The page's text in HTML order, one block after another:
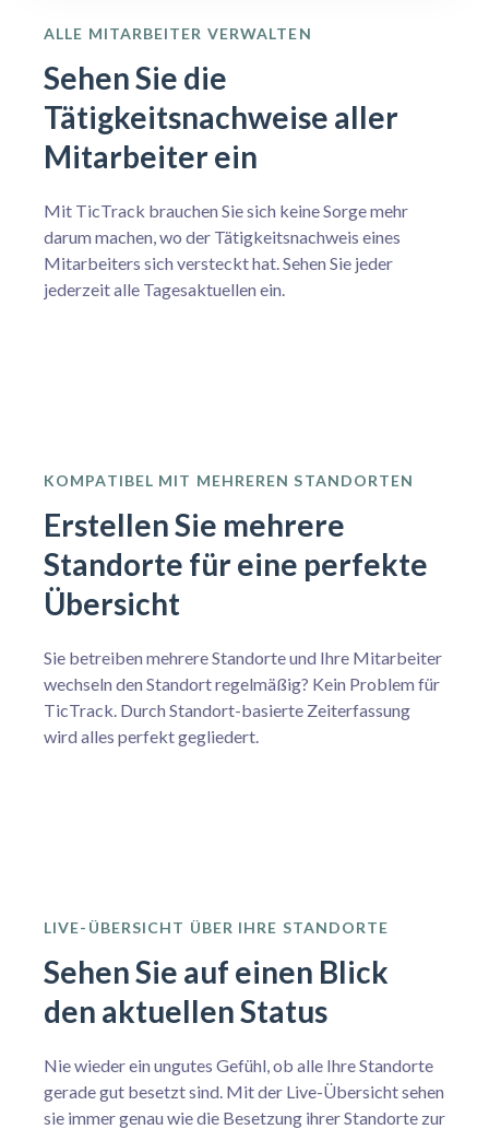
ALLE MITARBEITER VERWALTEN
Sehen Sie die
Tätigkeitsnachweise aller
Mitarbeiter ein
Mit TicTrack brauchen Sie sich keine Sorge mehr
darum machen, wo der Tätigkeitsnachweis eines
Mitarbeiters sich versteckt hat. Sehen Sie jeder
jederzeit alle Tagesaktuellen ein.
KOMPATIBEL MIT MEHREREN STANDORTEN
Erstellen Sie mehrere
Standorte für eine perfekte
Übersicht
Sie betreiben mehrere Standorte und Ihre Mitarbeiter
wechseln den Standort regelmäßig? Kein Problem für
TicTrack. Durch Standort-basierte Zeiterfassung
wird alles perfekt gegliedert.
LIVE-ÜBERSICHT ÜBER IHRE STANDORTE
Sehen Sie auf einen Blick
den aktuellen Status
Nie wieder ein ungutes Gefühl, ob alle Ihre Standorte
gerade gut besetzt sind. Mit der Live-Übersicht sehen
sie immer genau wie die Besetzung ihrer Standorte zur